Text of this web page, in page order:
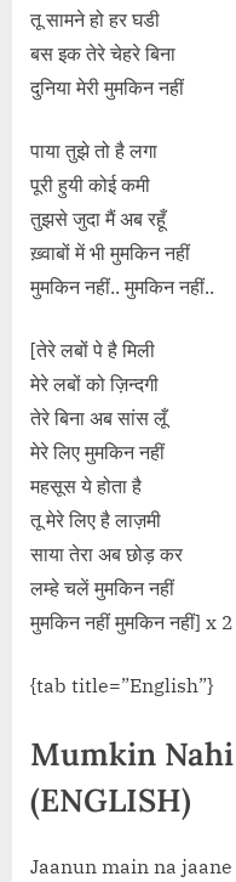
तू सामने हो हर घडी
बस इक तेरे चेहरे बिना
दुनिया मेरी मुमकिन नहीं
पाया तुझे तो है लगा
पूरी हुयी कोई कमी
तुझसे जुदा मैं अब रहूँ
ख़्वाबों में भी मुमकिन नहीं
मुमकिन नहीं.. मुमकिन नहीं..
[तेरे लबों पे है मिली
मेरे लबों को ज़िन्दगी
तेरे बिना अब सांस लूँ
मेरे लिए मुमकिन नहीं
महसूस ये होता है
तू मेरे लिए है लाज़मी
साया तेरा अब छोड़ कर
लम्हे चलें मुमकिन नहीं
मुमकिन नहीं मुमकिन नहीं] x 2
{tab title=”English”}
Mumkin Nahi
(ENGLISH)
Jaanun main na